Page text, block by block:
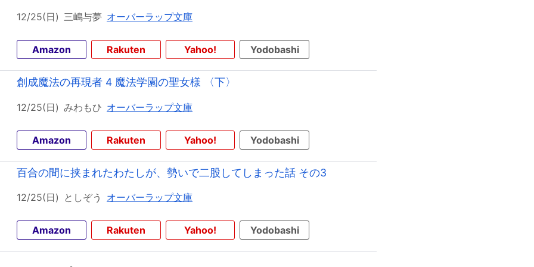
12/25(日) 三嶋与夢 オーバーラップ文庫
Amazon Rakuten Yahoo! Yodobashi
創成魔法の再現者 4 魔法学園の聖女様 〈下〉
12/25(日) みわもひ オーバーラップ文庫
Amazon Rakuten Yahoo! Yodobashi
百合の間に挟まれたわたしが、勢いで二股してしまった話 その3
12/25(日) としぞう オーバーラップ文庫
Amazon Rakuten Yahoo! Yodobashi